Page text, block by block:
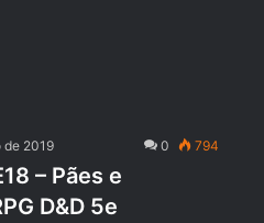
de 2019 0 794
– Pães e
D&D 5e